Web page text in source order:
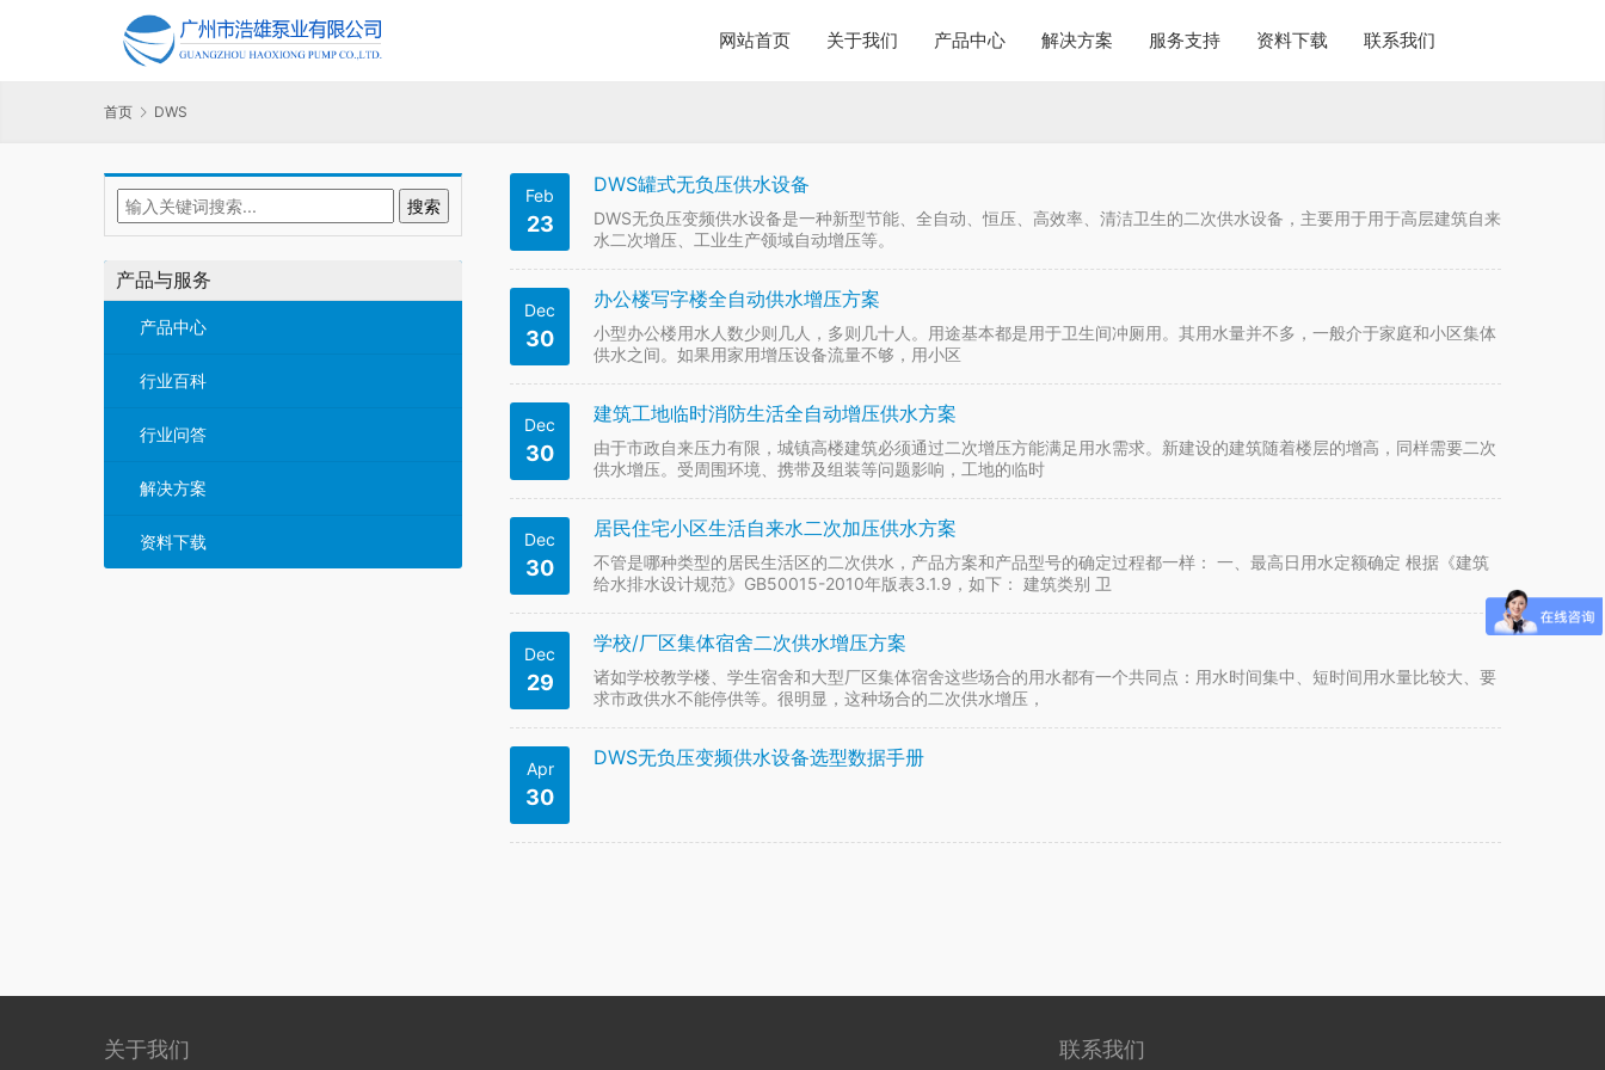
网站首页 关于我们 产品中心 解决方案 服务支持 资料下载 联系我们
首页 DWS
产品与服务
产品中心
行业百科
行业问答
解决方案
资料下载
Feb
23
DWS罐式无负压供水设备
DWS无负压变频供水设备是一种新型节能、全自动、恒压、高效率、清洁卫生的二次供水设备，主要用于用于高层建筑自来
水二次增压、工业生产领域自动增压等。
Dec
30
办公楼写字楼全自动供水增压方案
小型办公楼用水人数少则几人，多则几十人。用途基本都是用于卫生间冲厕用。其用水量并不多，一般介于家庭和小区集体
供水之间。如果用家用增压设备流量不够，用小区
Dec
30
建筑工地临时消防生活全自动增压供水方案
由于市政自来压力有限，城镇高楼建筑必须通过二次增压方能满足用水需求。新建设的建筑随着楼层的增高，同样需要二次
供水增压。受周围环境、携带及组装等问题影响，工地的临时
Dec
30
居民住宅小区生活自来水二次加压供水方案
不管是哪种类型的居民生活区的二次供水，产品方案和产品型号的确定过程都一样： 一、最高日用水定额确定 根据《建筑
给水排水设计规范》GB50015-2010年版表3.1.9，如下： 建筑类别 卫
Dec
29
学校/厂区集体宿舍二次供水增压方案
诸如学校教学楼、学生宿舍和大型厂区集体宿舍这些场合的用水都有一个共同点：用水时间集中、短时间用水量比较大、要
求市政供水不能停供等。很明显，这种场合的二次供水增压，
Apr
30
DWS无负压变频供水设备选型数据手册
关于我们 联系我们